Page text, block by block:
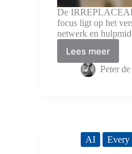
De
focus ligt op het
netwerk en
Lees meer
AI
en
Menselijke
Academy
Peter
AI Every